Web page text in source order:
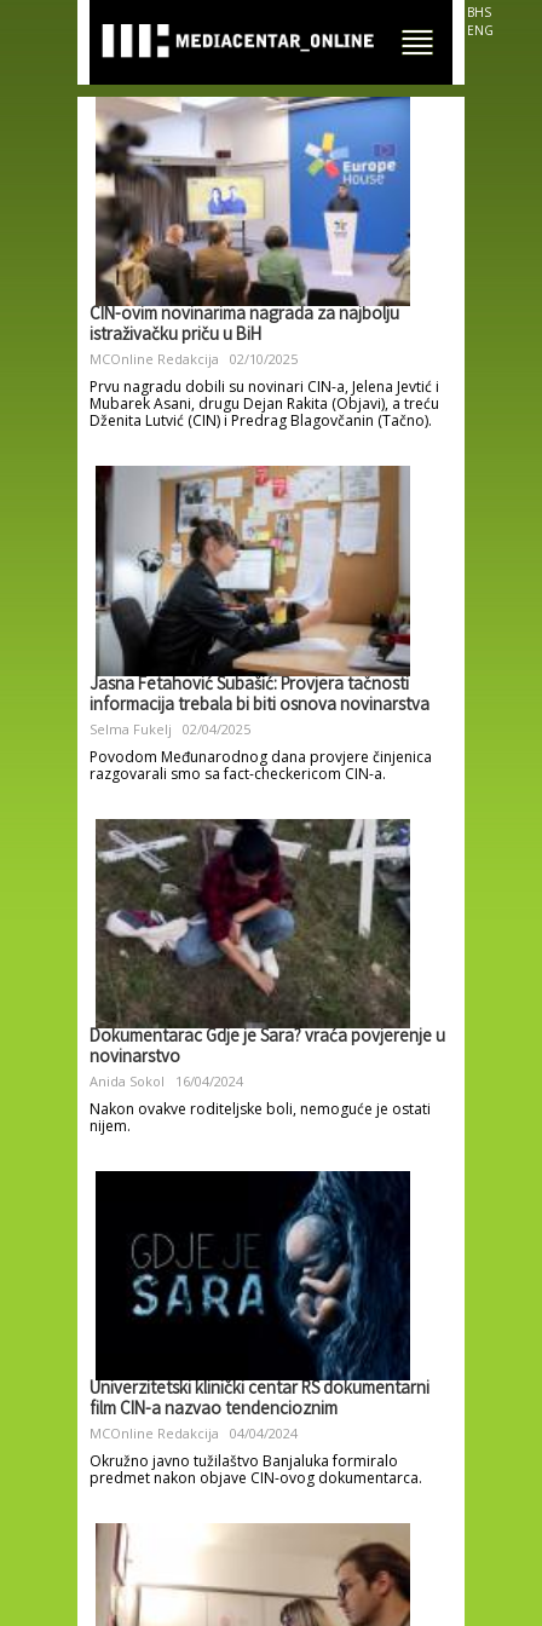
main
content
BHS
ENG
CIN-ovim novinarima nagrada za najbolju
istraživačku priču u BiH
MCOnline Redakcija 02/10/2025
Prvu nagradu dobili su novinari CIN-a, Jelena Jevtić i
Mubarek Asani, drugu Dejan Rakita (Objavi), a treću
Dženita Lutvić (CIN) i Predrag Blagovčanin (Tačno).
Jasna Fetahović Subašić: Provjera tačnosti
informacija trebala bi biti osnova novinarstva
Selma Fukelj 02/04/2025
Povodom Međunarodnog dana provjere činjenica
razgovarali smo sa fact-checkericom CIN-a.
Dokumentarac Gdje je Sara? vraća povjerenje u
novinarstvo
Anida Sokol 16/04/2024
Nakon ovakve roditeljske boli, nemoguće je ostati
nijem.
Univerzitetski klinički centar RS dokumentarni
film CIN-a nazvao tendencioznim
MCOnline Redakcija 04/04/2024
Okružno javno tužilaštvo Banjaluka formiralo
predmet nakon objave CIN-ovog dokumentarca.